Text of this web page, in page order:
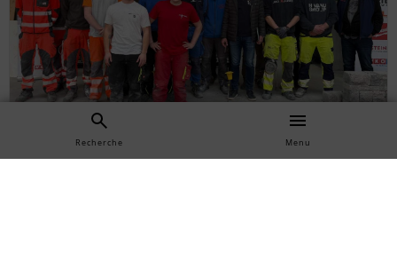
Recherche Menu
Das ist kein Bürojob. Warum Pflasterer ein Beruf für